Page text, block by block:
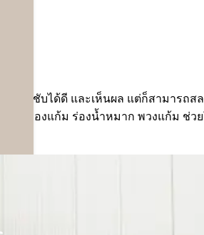
กระชับได้ดี และเห็นผล แต่ก็สามารถส
ต้ตา ร่องแก้ม ร่องน้ำหมาก พวงแก้ม ช่